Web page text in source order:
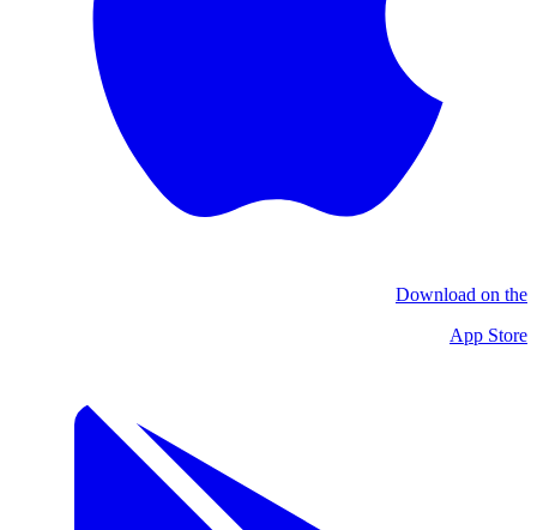
Download on the
App Store